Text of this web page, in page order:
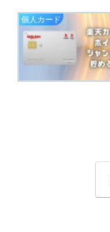
個人カード